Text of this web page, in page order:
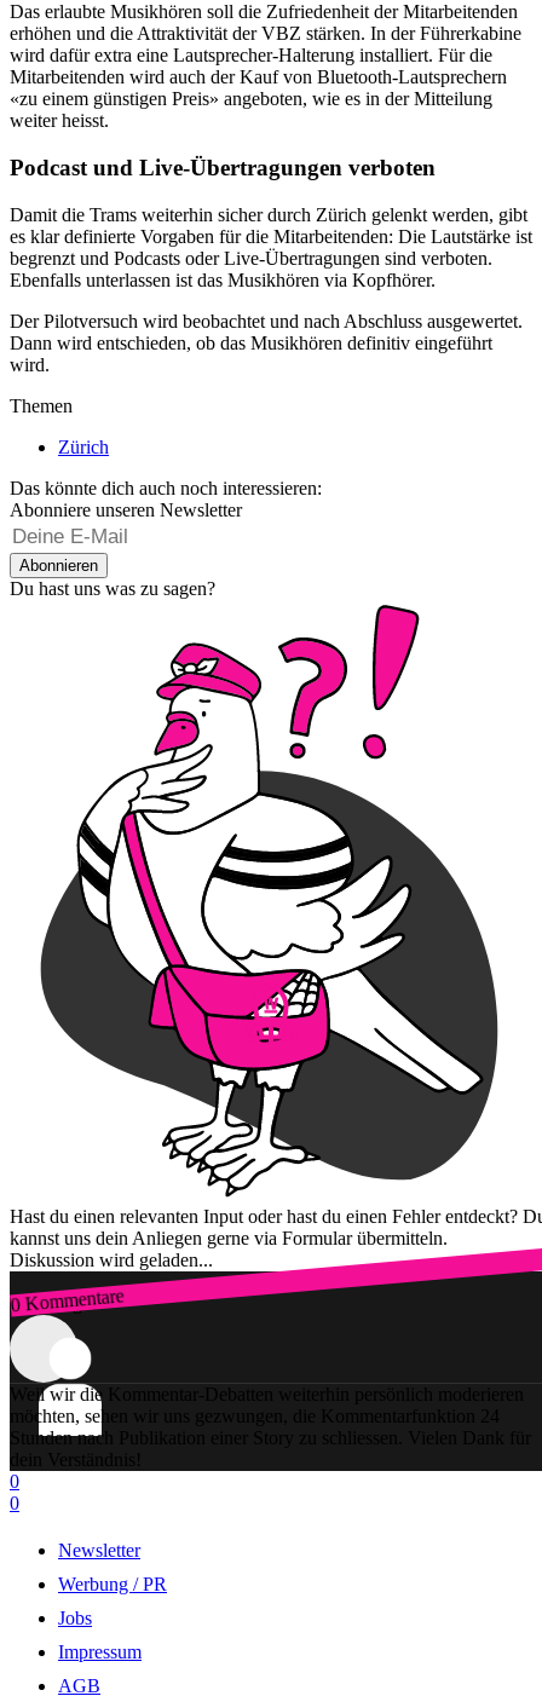
Das erlaubte Musikhören soll die Zufriedenheit der Mitarbeitenden
erhöhen und die Attraktivität der VBZ stärken. In der Führerkabine
wird dafür extra eine Lautsprecher-Halterung installiert. Für die
Mitarbeitenden wird auch der Kauf von Bluetooth-Lautsprechern
«zu einem günstigen Preis» angeboten, wie es in der Mitteilung
weiter heisst.
Podcast und Live-Übertragungen verboten
Damit die Trams weiterhin sicher durch Zürich gelenkt werden, gibt
es klar definierte Vorgaben für die Mitarbeitenden: Die Lautstärke ist
begrenzt und Podcasts oder Live-Übertragungen sind verboten.
Ebenfalls unterlassen ist das Musikhören via Kopfhörer.
Der Pilotversuch wird beobachtet und nach Abschluss ausgewertet.
Dann wird entschieden, ob das Musikhören definitiv eingeführt
wird.
Themen
Zürich
Das könnte dich auch noch interessieren:
Abonniere unseren Newsletter
Abonnieren
Du hast uns was zu sagen?
Hast du einen relevanten Input oder hast du einen Fehler entdeckt?
kannst uns dein Anliegen gerne via Formular übermitteln.
Diskussion wird geladen...
0 Kommentare
Zum Login
Weil wir die Kommentar-Debatten weiterhin persönlich moderieren
möchten, sehen wir uns gezwungen, die Kommentarfunktion 24
Stunden nach Publikation einer Story zu schliessen. Vielen Dank für
dein Verständnis!
0
0
Newsletter
Werbung / PR
Jobs
Impressum
AGB